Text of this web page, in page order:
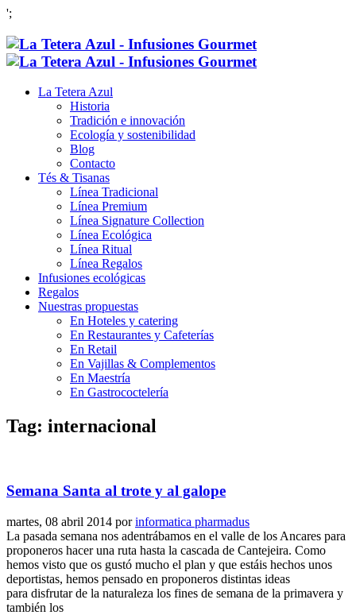
';
La Tetera Azul
Historia
Tradición e innovación
Ecología y sostenibilidad
Blog
Contacto
Tés & Tisanas
Línea Tradicional
Línea Premium
Línea Signature Collection
Línea Ecológica
Línea Ritual
Línea Regalos
Infusiones ecológicas
Regalos
Nuestras propuestas
En Hoteles y catering
En Restaurantes y Cafeterías
En Retail
En Vajillas & Complementos
En Maestría
En Gastrococtelería
Tag: internacional
Semana Santa al trote y al galope
martes, 08 abril 2014 porinformatica pharmadus
La pasada semana nos adentrábamos en el valle de los Ancares para
proponeros hacer una ruta hasta la cascada de Cantejeira. Como
hemos visto que os gustó mucho el plan y que estáis hechos unos
deportistas, hemos pensado en proponeros distintas ideas
para disfrutar de la naturaleza los fines de semana de la primavera y
también los